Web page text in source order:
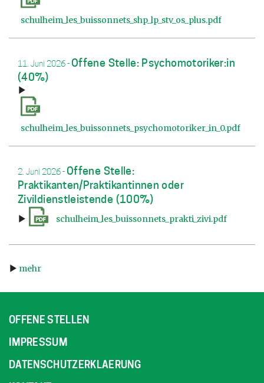
schulheim_les_buissonnets_shp_lp_stv_os_plus.pdf
11. Juni 2026-Offene Stelle: Psychomotoriker:in
(40%)
schulheim_les_buissonnets_psychomotoriker_in_0.pdf
2. Juni 2026-Offene Stelle:
Praktikanten/Praktikantinnen oder
Zivildienstleistende (100%)
schulheim_les_buissonnets_prakti_zivi.pdf
mehr
OFFENE STELLEN
IMPRESSUM
DATENSCHUTZERKLAERUNG